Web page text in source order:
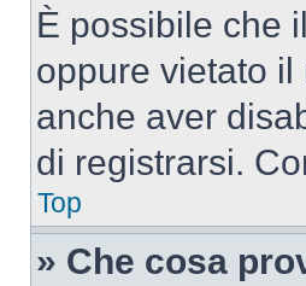
È possibile che
oppure vietato
anche aver
di registrarsi.
Top
» Che cosa